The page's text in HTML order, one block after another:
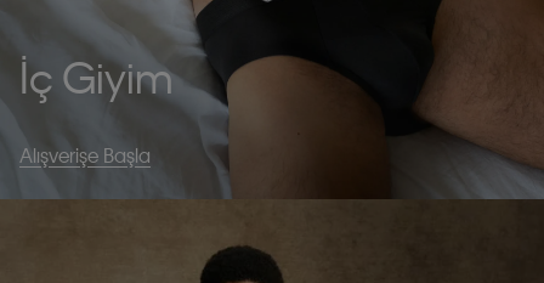
İç Giyim
Alışverişe Başla